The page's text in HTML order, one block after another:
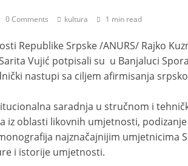
0 Comments kultura 1 min read
Republike Srpske /ANURS/ Rajko
Vujić potpisali su u Banjaluci
nastupi sa ciljem afirmisanja
saradnja u stručnom i
iz oblasti likovnih umjetnosti,
najznačajnijim umjetnicima
i istorije umjetnosti.